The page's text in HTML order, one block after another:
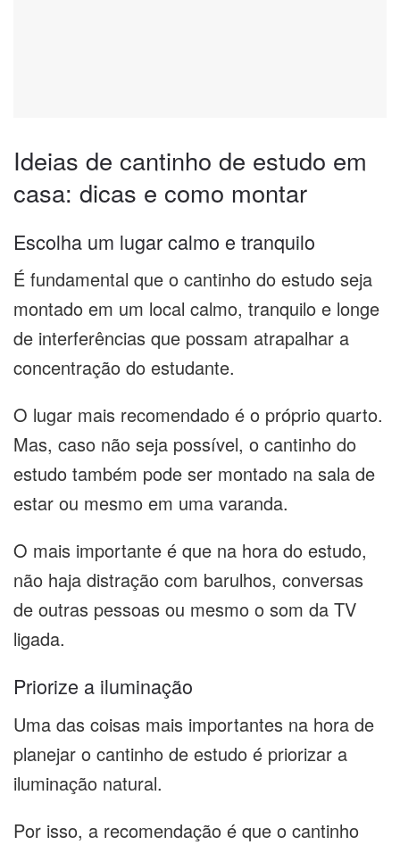
Ideias de cantinho de estudo em
casa: dicas e como montar
Escolha um lugar calmo e tranquilo
É fundamental que o cantinho do estudo seja
montado em um local calmo, tranquilo e longe
de interferências que possam atrapalhar a
concentração do estudante.
O lugar mais recomendado é o próprio quarto.
Mas, caso não seja possível, o cantinho do
estudo também pode ser montado na sala de
estar ou mesmo em uma varanda.
O mais importante é que na hora do estudo,
não haja distração com barulhos, conversas
de outras pessoas ou mesmo o som da TV
ligada.
Priorize a iluminação
Uma das coisas mais importantes na hora de
planejar o cantinho de estudo é priorizar a
iluminação natural.
Por isso, a recomendação é que o cantinho